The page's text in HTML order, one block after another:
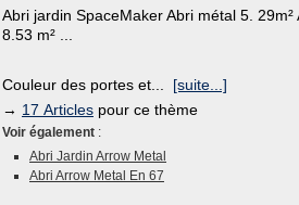
Abri jardin SpaceMaker Abri métal 5.
8.53 m² ...
Couleur des portes et... [suite...]
→ 17 Articles pour ce thème
Voir également :
Abri Jardin Arrow Metal
Abri Arrow Metal En 67